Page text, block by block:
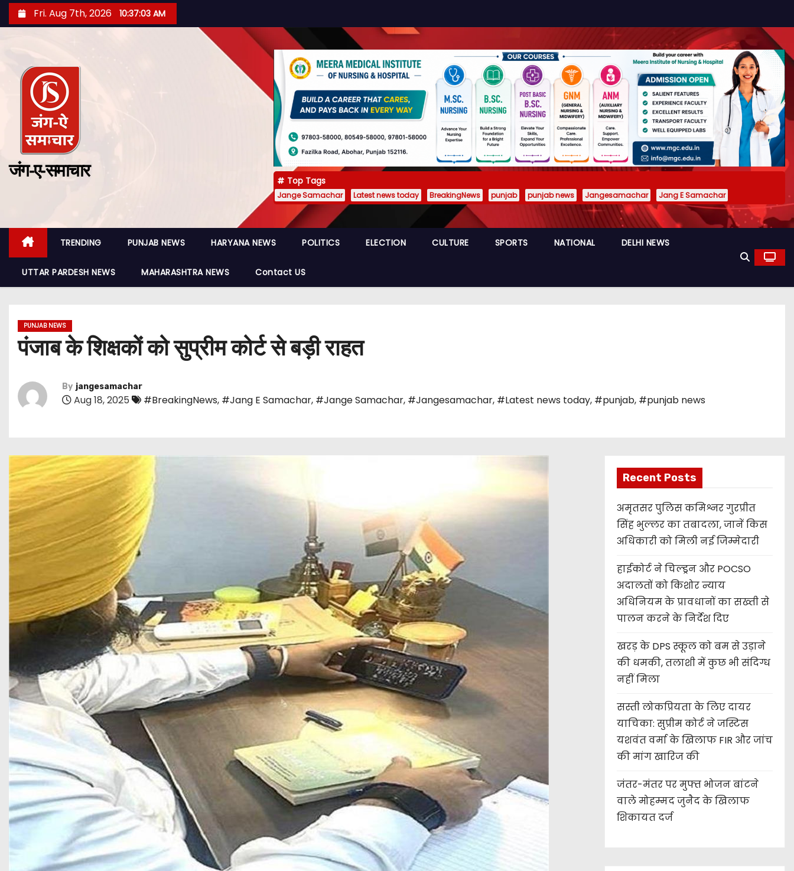
Fri. Aug 7th, 2026 10:37:04 AM
जंग-ए-समाचार
Top Tags
Jange Samachar Latest news today BreakingNews punjab punjab news Jangesamachar Jang E Samachar
TRENDING PUNJAB NEWS HARYANA NEWS POLITICS ELECTION CULTURE SPORTS NATIONAL DELHI NEWS
UTTAR PARDESH NEWS MAHARASHTRA NEWS Contact US
PUNJAB NEWS
पंजाब के शिक्षकों को सुप्रीम कोर्ट से बड़ी राहत
By jangesamachar
Aug 18, 2025 #BreakingNews, #Jang E Samachar, #Jange Samachar, #Jangesamachar, #Latest news today, #punjab, #punjab news
Recent Posts
अमृतसर पुलिस कमिश्नर गुरप्रीत
सिंह भुल्लर का तबादला, जानें किस
अधिकारी को मिली नई जिम्मेदारी
हाईकोर्ट ने चिल्ड्रन और POCSO
अदालतों को किशोर न्याय
अधिनियम के प्रावधानों का सख्ती से
पालन करने के निर्देश दिए
खरड़ के DPS स्कूल को बम से उड़ाने
की धमकी, तलाशी में कुछ भी संदिग्ध
नहीं मिला
सस्ती लोकप्रियता के लिए दायर
याचिका: सुप्रीम कोर्ट ने जस्टिस
यशवंत वर्मा के खिलाफ FIR और जांच
की मांग खारिज की
जंतर-मंतर पर मुफ्त भोजन बांटने
वाले मोहम्मद जुनैद के खिलाफ
शिकायत दर्ज